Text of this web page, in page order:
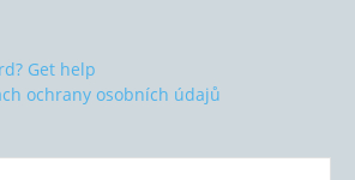
Get help
ochrany osobních údajů